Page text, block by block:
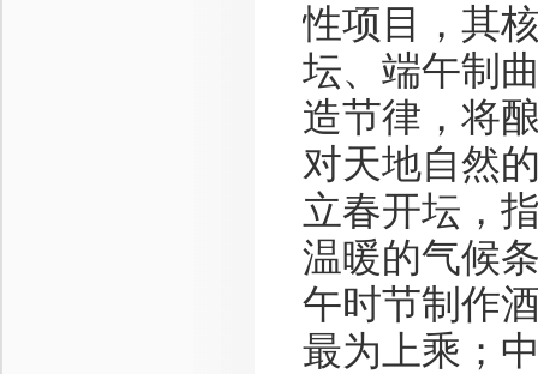
性项目，其
坛、端午制
造节律，将
对天地自然
立春开坛，
温暖的气候
午时节制作
最为上乘；